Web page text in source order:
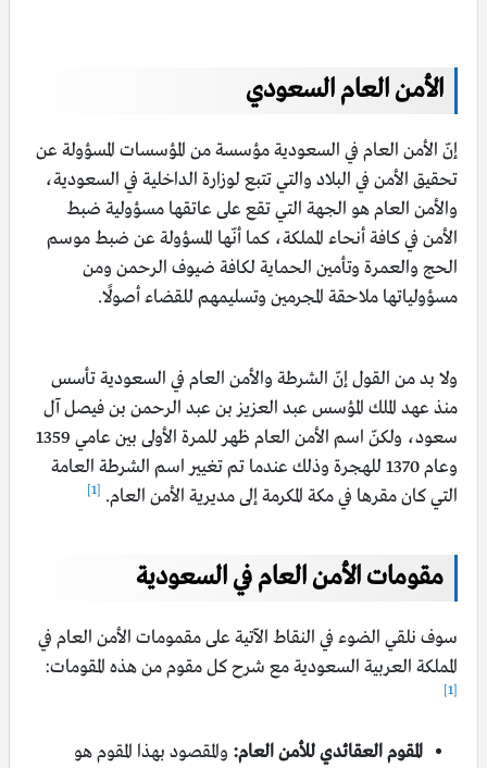
الأمن العام السعودي
إنّ الأمن العام في السعودية مؤسسة من المؤسسات المسؤولة عن
تحقيق الأمن في البلاد والتي تتبع لوزارة الداخلية في السعودية،
والأمن العام هو الجهة التي تقع على عاتقها مسؤولية ضبط
الأمن في كافة أنحاء المملكة، كما أنّها المسؤولة عن ضبط موسم
الحج والعمرة وتأمين الحماية لكافة ضيوف الرحمن ومن
مسؤولياتها ملاحقة المجرمين وتسليمهم للقضاء أصولًا.
ولا بد من القول إنّ الشرطة والأمن العام في السعودية تأسس
منذ عهد الملك المؤسس عبد العزيز بن عبد الرحمن بن فيصل آل
سعود، ولكنّ اسم الأمن العام ظهر للمرة الأولى بين عامي 1359
وعام 1370 للهجرة وذلك عندما تم تغيير اسم الشرطة العامة
التي كان مقرها في مكة المكرمة إلى مديرية الأمن العام. [1]
مقومات الأمن العام في السعودية
سوف نلقي الضوء في النقاط الآتية على مقمومات الأمن العام في
المملكة العربية السعودية مع شرح كل مقوم من هذه المقومات:
[1]
المقوم العقائدي للأمن العام: والمقصود بهذا المقوم هو